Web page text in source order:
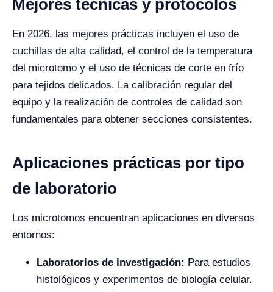
Mejores técnicas y protocolos
En 2026, las mejores prácticas incluyen el uso de
cuchillas de alta calidad, el control de la temperatura
del microtomo y el uso de técnicas de corte en frío
para tejidos delicados. La calibración regular del
equipo y la realización de controles de calidad son
fundamentales para obtener secciones consistentes.
Aplicaciones prácticas por tipo
de laboratorio
Los microtomos encuentran aplicaciones en diversos
entornos:
Laboratorios de investigación: Para estudios
histológicos y experimentos de biología celular.